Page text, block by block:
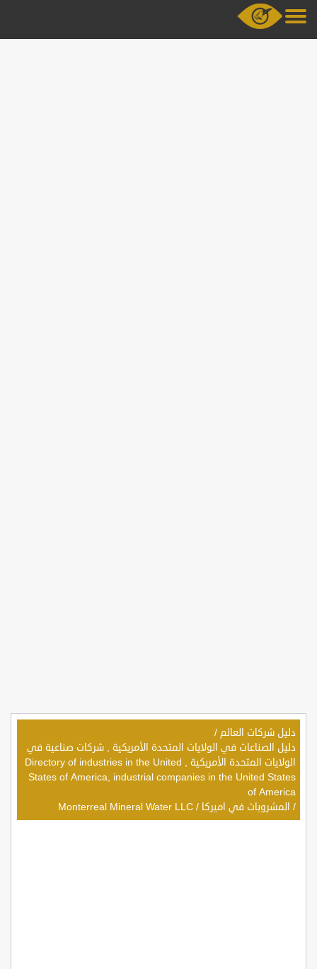
دليل شركات العالم /
دليل الصناعات في الولايات المتحدة الأمريكية , شركات صناعية في
الولايات المتحدة الأمريكية , Directory of industries in the United
States of America, industrial companies in the United States
of America
/ المشروبات في اميركا /
Monterreal Mineral Water LLC